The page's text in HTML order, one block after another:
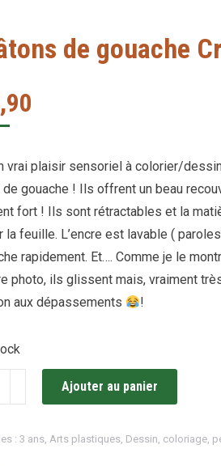
de gouache
vrai plaisir sensoriel à colorier/
gouache ! Ils offrent un beau
fort ! Ils sont rétractables et la
la feuille. L’encre est lavable (
rapidement. Et…. Comme je le
photo, ils glissent mais, vraiment
aux dépassements
!
Ajouter au panier
: 3 ans, Arts plastiques, Dessin, coloriage,